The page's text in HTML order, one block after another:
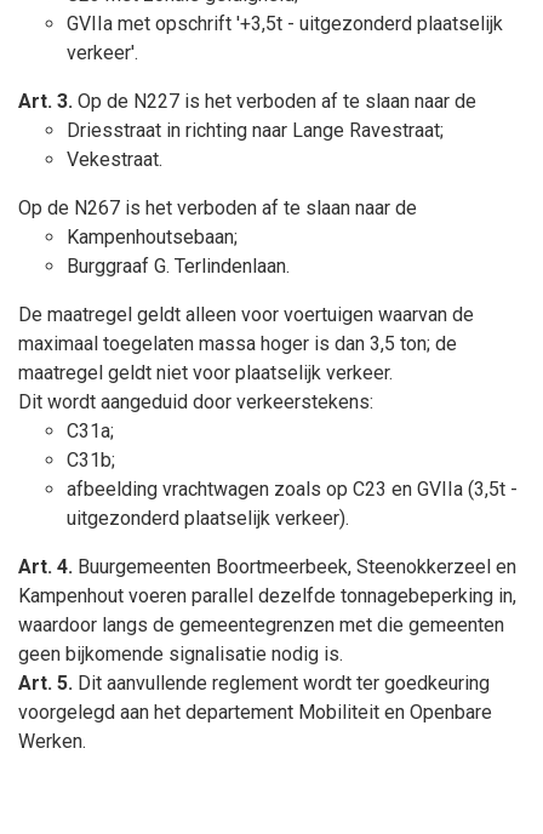
GVIIa met opschrift '+3,5t - uitgezonderd plaatselijk
verkeer'.
Art. 3. Op de N227 is het verboden af te slaan naar de
Driesstraat in richting naar Lange Ravestraat;
Vekestraat.
Op de N267 is het verboden af te slaan naar de
Kampenhoutsebaan;
Burggraaf G. Terlindenlaan.
De maatregel geldt alleen voor voertuigen waarvan de
maximaal toegelaten massa hoger is dan 3,5 ton; de
maatregel geldt niet voor plaatselijk verkeer.
Dit wordt aangeduid door verkeerstekens:
C31a;
C31b;
afbeelding vrachtwagen zoals op C23 en GVIIa (3,5t -
uitgezonderd plaatselijk verkeer).
Art. 4. Buurgemeenten Boortmeerbeek, Steenokkerzeel en
Kampenhout voeren parallel dezelfde tonnagebeperking in,
waardoor langs de gemeentegrenzen met die gemeenten
geen bijkomende signalisatie nodig is.
Art. 5. Dit aanvullende reglement wordt ter goedkeuring
voorgelegd aan het departement Mobiliteit en Openbare
Werken.